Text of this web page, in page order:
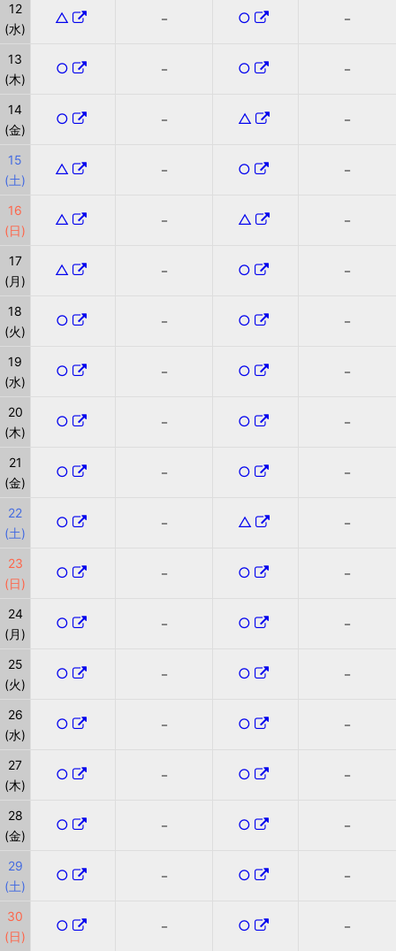
12
(水)
△ － ○ －
13
(木)
○ － ○ －
14
(金)
○ － △ －
15
(土)
△ － ○ －
16
(日)
△ － △ －
17
(月)
△ － ○ －
18
(火)
○ － ○ －
19
(水)
○ － ○ －
20
(木)
○ － ○ －
21
(金)
○ － ○ －
22
(土)
○ － △ －
23
(日)
○ － ○ －
24
(月)
○ － ○ －
25
(火)
○ － ○ －
26
(水)
○ － ○ －
27
(木)
○ － ○ －
28
(金)
○ － ○ －
29
(土)
○ － ○ －
30
(日)
○ － ○ －